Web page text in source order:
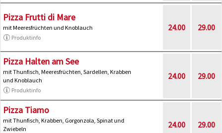
Pizza Frutti di Mare
mit Meeresfrüchten und Knoblauch
Produktinfo
24.00 29.00
Pizza Halten am See
mit Thunfisch, Meeresfrüchten, Sardellen, Krabben
und Knoblauch
Produktinfo
24.00 29.00
Pizza Tiamo
mit Thunfisch, Krabben, Gorgonzola, Spinat und
Zwiebeln
24.00 29.00